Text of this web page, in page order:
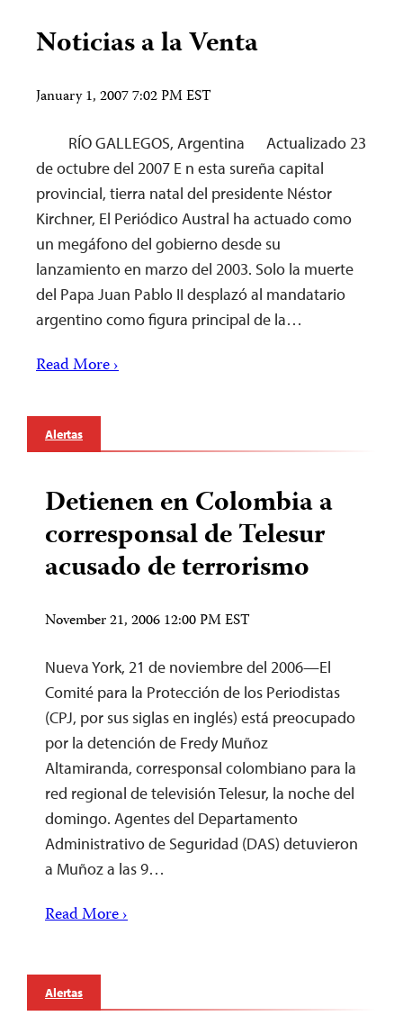
Noticias a la Venta
January 1, 2007 7:02 PM EST
RÍO GALLEGOS, Argentina Actualizado 23
de octubre del 2007 E n esta sureña capital
provincial, tierra natal del presidente Néstor
Kirchner, El Periódico Austral ha actuado como
un megáfono del gobierno desde su
lanzamiento en marzo del 2003. Solo la muerte
del Papa Juan Pablo II desplazó al mandatario
argentino como figura principal de la…
Read More ›
Alertas
Detienen en Colombia a
corresponsal de Telesur
acusado de terrorismo
November 21, 2006 12:00 PM EST
Nueva York, 21 de noviembre del 2006—El
Comité para la Protección de los Periodistas
(CPJ, por sus siglas en inglés) está preocupado
por la detención de Fredy Muñoz
Altamiranda, corresponsal colombiano para la
red regional de televisión Telesur, la noche del
domingo. Agentes del Departamento
Administrativo de Seguridad (DAS) detuvieron
a Muñoz a las 9…
Read More ›
Alertas